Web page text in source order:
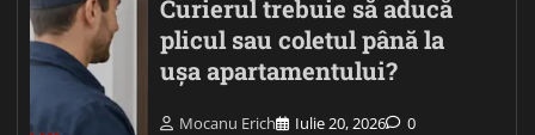
Curierul trebuie să aducă
plicul sau coletul până la
ușa apartamentului?
Mocanu Erich Iulie 20, 2026 0